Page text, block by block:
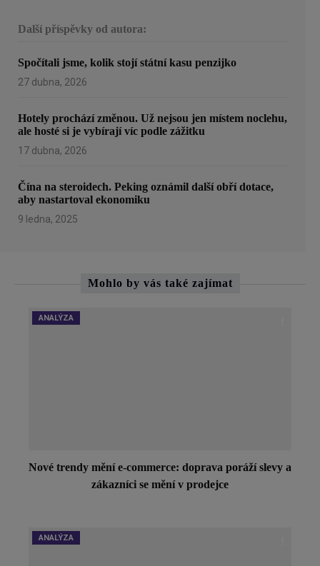
Další příspěvky od autora:
Spočítali jsme, kolik stojí státní kasu penzijko
27 dubna, 2026
Hotely prochází změnou. Už nejsou jen místem noclehu,
ale hosté si je vybírají víc podle zážitku
17 dubna, 2026
Čína na steroidech. Peking oznámil další obří dotace,
aby nastartoval ekonomiku
9 ledna, 2025
Mohlo by vás také zajímat
ANALÝZA
Nové trendy mění e-commerce: doprava poráží slevy a
zákazníci se mění v prodejce
ANALÝZA